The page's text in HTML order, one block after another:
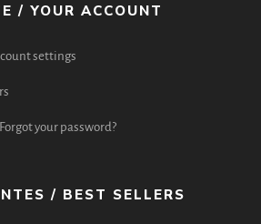
/ YOUR ACCOUNT
settings
your password?
/ BEST SELLERS